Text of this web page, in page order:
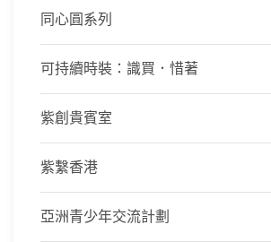
同心圓系列
可持續時裝：識買．惜著
紫創貴賓室
紫繫香港
亞洲青少年交流計劃